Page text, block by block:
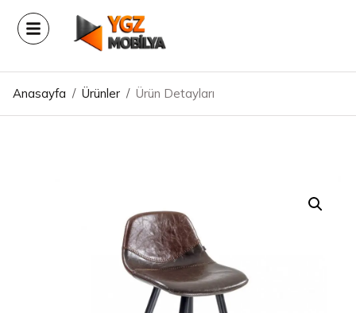
Anasayfa / Ürünler / Ürün Detayları